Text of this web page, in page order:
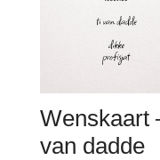
Wenskaart
van dadde